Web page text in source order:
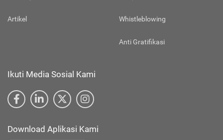
Artikel Whistleblowing
Anti Gratifikasi
Ikuti Media Sosial Kami
Download Aplikasi Kami